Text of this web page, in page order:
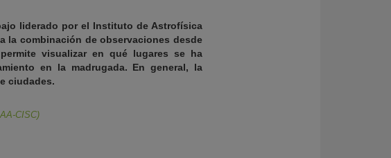
liderado por el Instituto de Astrofísica
la combinación de observaciones desde
visualizar en qué lugares se ha
en la madrugada. En general, la
ciudades.
CISC)